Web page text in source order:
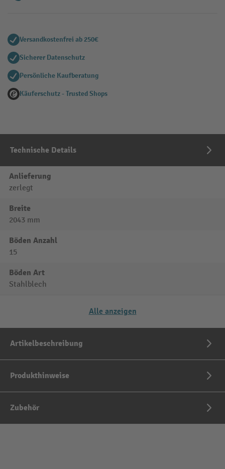
Versandkostenfrei ab 250€
Sicherer Datenschutz
Persönliche Kaufberatung
Käuferschutz - Trusted Shops
Technische Details
Anlieferung
zerlegt
Breite
2043 mm
Böden Anzahl
15
Böden Art
Stahlblech
Alle anzeigen
Artikelbeschreibung
Produkthinweise
Zubehör